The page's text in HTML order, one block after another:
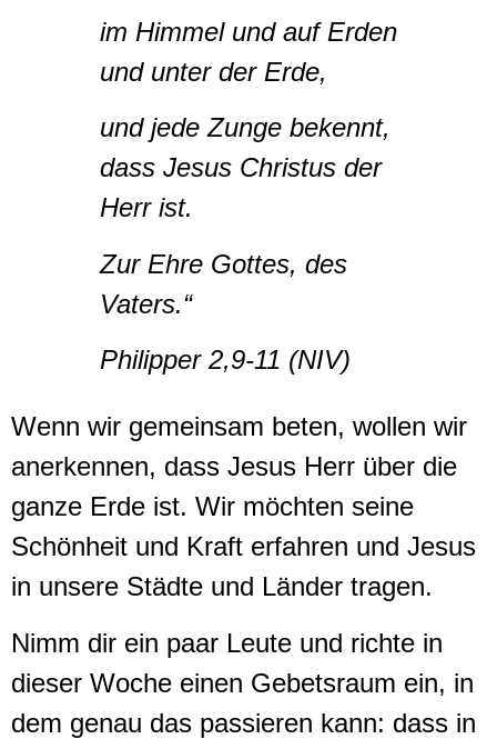
im Himmel und auf Erden
und unter der Erde,
und jede Zunge bekennt,
dass Jesus Christus der
Herr ist.
Zur Ehre Gottes, des
Vaters.“
Philipper 2,9-11 (NIV)
Wenn wir gemeinsam beten, wollen wir
anerkennen, dass Jesus Herr über die
ganze Erde ist. Wir möchten seine
Schönheit und Kraft erfahren und Jesus
in unsere Städte und Länder tragen.
Nimm dir ein paar Leute und richte in
dieser Woche einen Gebetsraum ein, in
dem genau das passieren kann: dass in